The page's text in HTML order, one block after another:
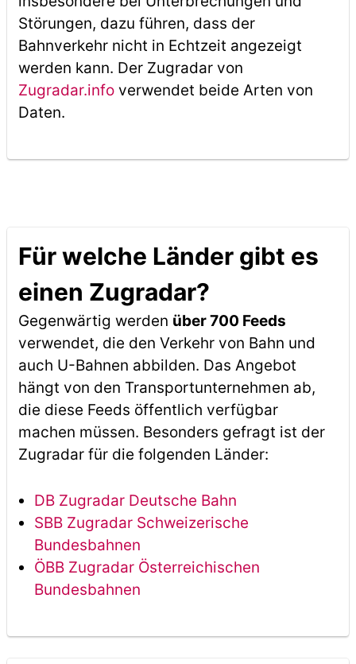
Störungen, dazu führen, dass der
Bahnverkehr nicht in Echtzeit angezeigt
werden kann. Der Zugradar von
Zugradar.infoverwendet beide Arten von
Daten.
Für welche Länder gibt es
einen Zugradar?
Gegenwärtig werden über 700 Feeds
verwendet, die den Verkehr von Bahn und
auch U-Bahnen abbilden. Das Angebot
hängt von den Transportunternehmen ab,
die diese Feeds öffentlich verfügbar
machen müssen. Besonders gefragt ist der
Zugradar für die folgenden Länder:
DB Zugradar Deutsche Bahn
SBB Zugradar Schweizerische
Bundesbahnen
ÖBB Zugradar Österreichischen
Bundesbahnen